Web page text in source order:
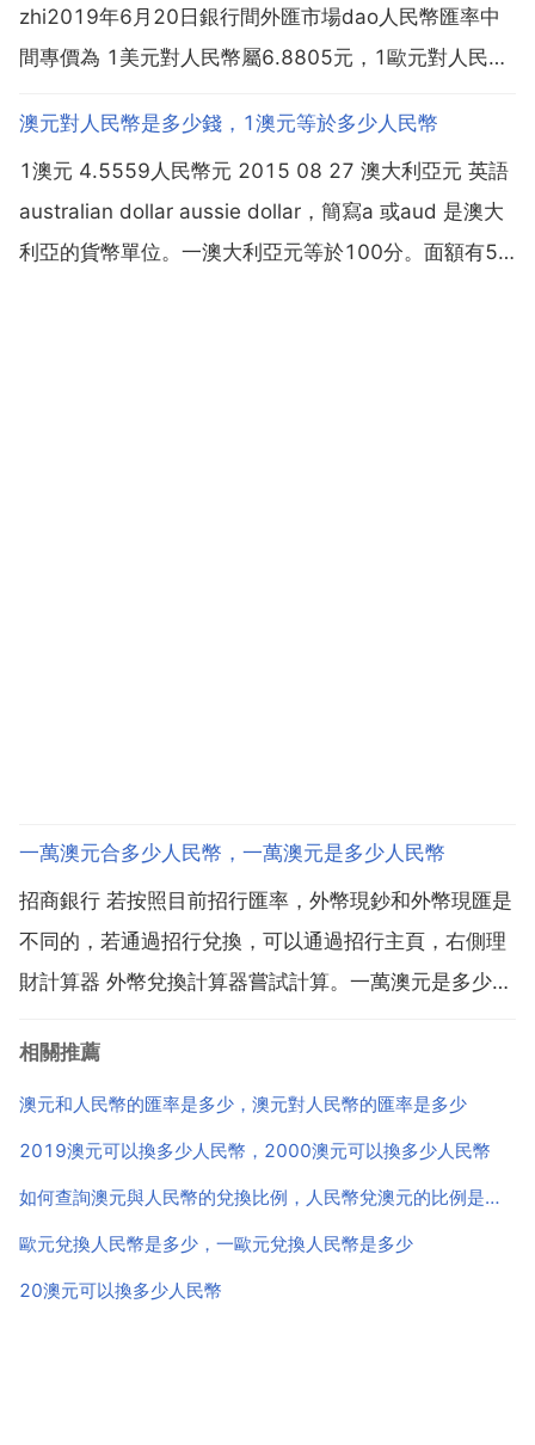
zhi2019年6月20日銀行間外匯市場dao人民幣匯率中
間專價為 1美元對人民幣屬6.8805元，1歐元對人民幣
民幣0.88000元，1英鎊對人民幣8.7099元，1澳大利
亞元對人民幣4....
澳元對人民幣是多少錢，1澳元等於多少人民幣
1澳元 4.5559人民幣元 2015 08 27 澳大利亞元 英語
australian dollar aussie dollar，簡寫a 或aud 是澳大
利亞的貨幣單位。一澳大利亞元等於100分。面額有5
一萬澳元合多少人民幣，一萬澳元是多少人民幣
招商銀行 若按照目前招行匯率，外幣現鈔和外幣現匯是
不同的，若通過招行兌換，可以通過招行主頁，右側理
財計算器 外幣兌換計算器嘗試計算。一萬澳元是多少人
元，可以通過招行主頁，右側理財計算器 外幣兌換計算
器嘗試計算，匯率實時波動，僅供參考。匯率可以通...
相關推薦
澳元和人民幣的匯率是多少，澳元對人民幣的匯率是多少
2019澳元可以換多少人民幣，2000澳元可以換多少人民幣
如何查詢澳元與人民幣的兌換比例，人民幣兌澳元的比例是多少？
歐元兌換人民幣是多少，一歐元兌換人民幣是多少
20澳元可以換多少人民幣